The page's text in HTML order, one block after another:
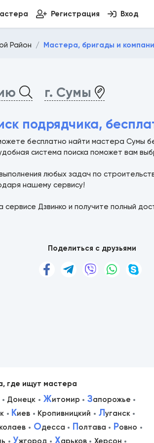
Регистрация Вход
Район Мастера, бригады и
г. Сумы
подрядчика,
бесплатно найти мастера Сумы
система поиска поможет вам
любых задач по
нашему сервису!
Дзвинко и получите полный
Поделиться с друзьями
где ищут мастера
Донецк Житомир Запорожье
Киев Кропивницкий Луганск
Одесса Полтава Ровно
У Х